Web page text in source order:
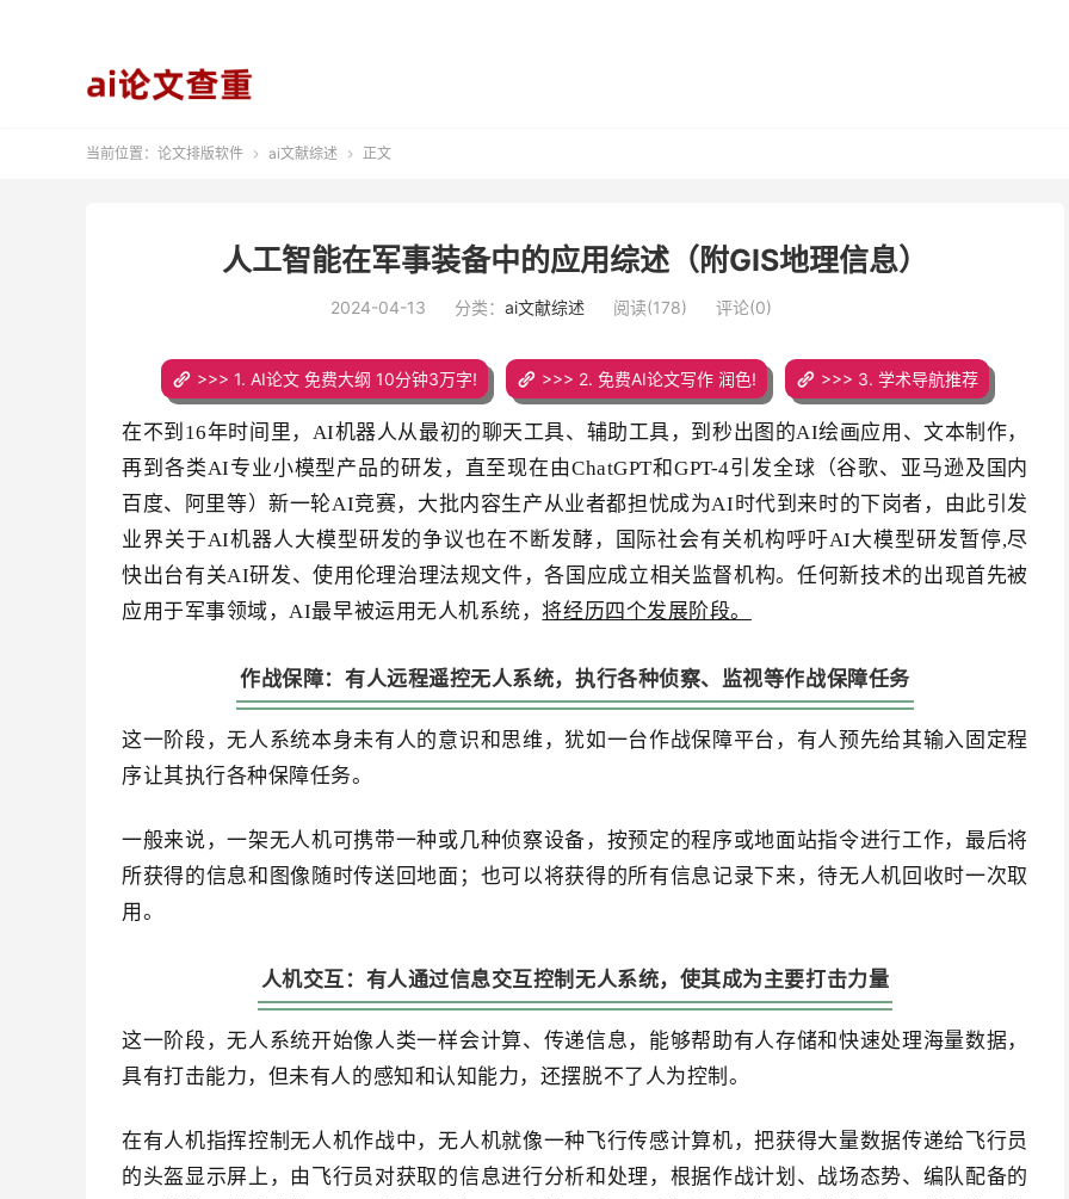
当前位置： 论文排版软件  ai文献综述  正文
人工智能在军事装备中的应用综述（附GIS地理信息）
2024-04-13 分类： ai文献综述 阅读(178) 评论(0)
>>> 1. AI论文 免费大纲 10分钟3万字! >>> 2. 免费AI论文写作 润色! >>> 3. 学术导航推荐
在不到16年时间里，AI机器人从最初的聊天工具、辅助工具，到秒出图的AI绘画应用、文本制作，
再到各类AI专业小模型产品的研发，直至现在由ChatGPT和GPT-4引发全球（谷歌、亚马逊及国内
百度、阿里等）新一轮AI竞赛，大批内容生产从业者都担忧成为AI时代到来时的下岗者，由此引发
业界关于AI机器人大模型研发的争议也在不断发酵，国际社会有关机构呼吁AI大模型研发暂停,尽
快出台有关AI研发、使用伦理治理法规文件，各国应成立相关监督机构。任何新技术的出现首先被
应用于军事领域，AI最早被运用无人机系统， 将经历四个发展阶段。
作战保障：有人远程遥控无人系统，执行各种侦察、监视等作战保障任务
这一阶段，无人系统本身未有人的意识和思维，犹如一台作战保障平台，有人预先给其输入固定程
序让其执行各种保障任务。
一般来说，一架无人机可携带一种或几种侦察设备，按预定的程序或地面站指令进行工作，最后将
所获得的信息和图像随时传送回地面；也可以将获得的所有信息记录下来，待无人机回收时一次取
用。
人机交互：有人通过信息交互控制无人系统，使其成为主要打击力量
这一阶段，无人系统开始像人类一样会计算、传递信息，能够帮助有人存储和快速处理海量数据，
具有打击能力，但未有人的感知和认知能力，还摆脱不了人为控制。
在有人机指挥控制无人机作战中，无人机就像一种飞行传感计算机，把获得大量数据传递给飞行员
的头盔显示屏上，由飞行员对获取的信息进行分析和处理，根据作战计划、战场态势、编队配备的